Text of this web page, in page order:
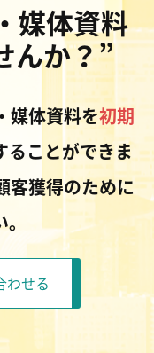
媒体資料
んか？”
媒体資料を初期
ることができま
客獲得のために
わせる